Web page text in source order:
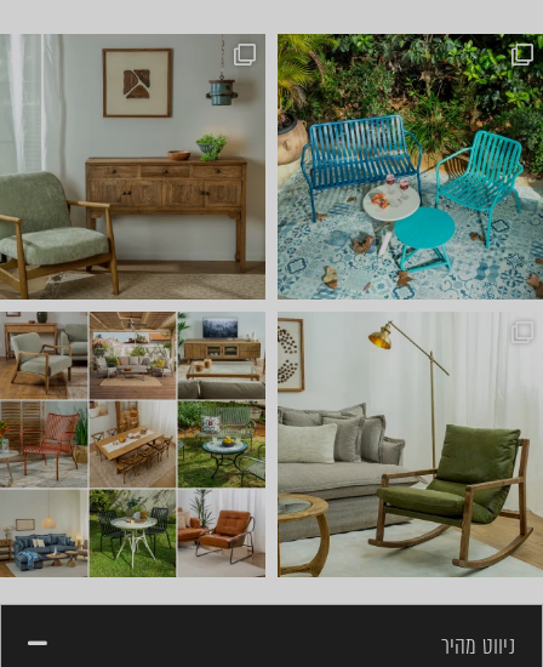
מחפשים את היפה לכניסה? 😍 בו
שישי שמח אצלנו 🤩 באים להתח
ניווט מהיר